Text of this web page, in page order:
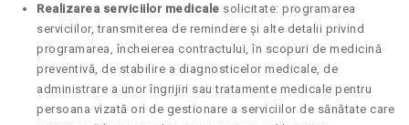
Realizarea serviciilor medicale solicitate: programarea
serviciilor, transmiterea de remindere și alte detalii privind
programarea, încheierea contractului, în scopuri de medicină
preventivă, de stabilire a diagnosticelor medicale, de
administrare a unor îngrijiri sau tratamente medicale pentru
persoana vizată ori de gestionare a serviciilor de sănătate care